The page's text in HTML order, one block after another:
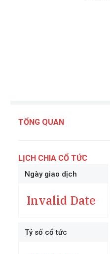
TỔNG QUAN
LỊCH CHIA CỔ TỨC
Ngày giao dịch
Invalid Date
Tỷ số cổ tức